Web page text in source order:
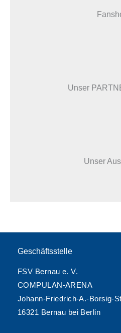
Unser
Unser
Geschäftsstelle
FSV Bernau e. V.
COMPULAN-ARENA
Johann-Friedrich-A.-Borsig-
16321 Bernau bei Berlin